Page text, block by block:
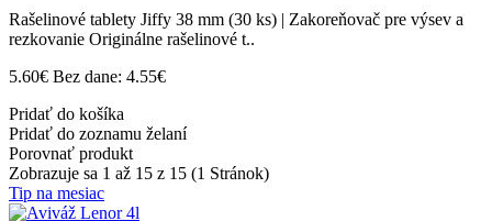
Rašelinové tablety Jiffy 38 mm (30 ks) | Zakoreňovač pre výsev a
rezkovanie Originálne rašelinové t..
5.60€ Bez dane: 4.55€
Pridať do košíka
Pridať do zoznamu želaní
Porovnať produkt
Zobrazuje sa 1 až 15 z 15 (1 Stránok)
Tip na mesiac